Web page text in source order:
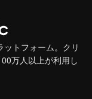
トフォーム。クリ
万人以上が利用し